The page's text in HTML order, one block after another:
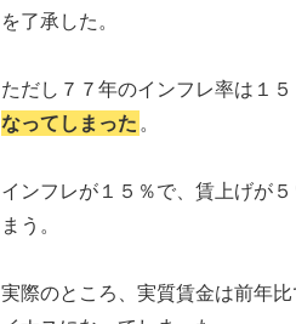
を了承した。
ただし７７年のインフレ率は１５
なってしまった 。
インフレが１５％で、賃上げが
まう。
実際のところ、実質賃金は前年